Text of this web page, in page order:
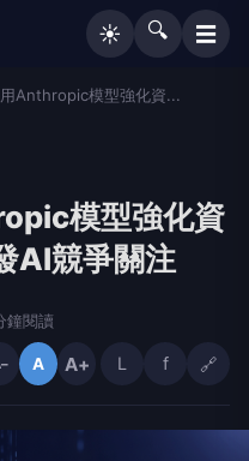
☀️ 🔍 ☰
Anthropic模型強化資...
模型強化資
AI競爭關注
鐘閱讀
A A+ L f 🔗